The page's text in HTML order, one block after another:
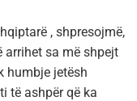
, shpresojmë,
arrihet sa më shpejt
humbje jetësh
të ashpër që ka